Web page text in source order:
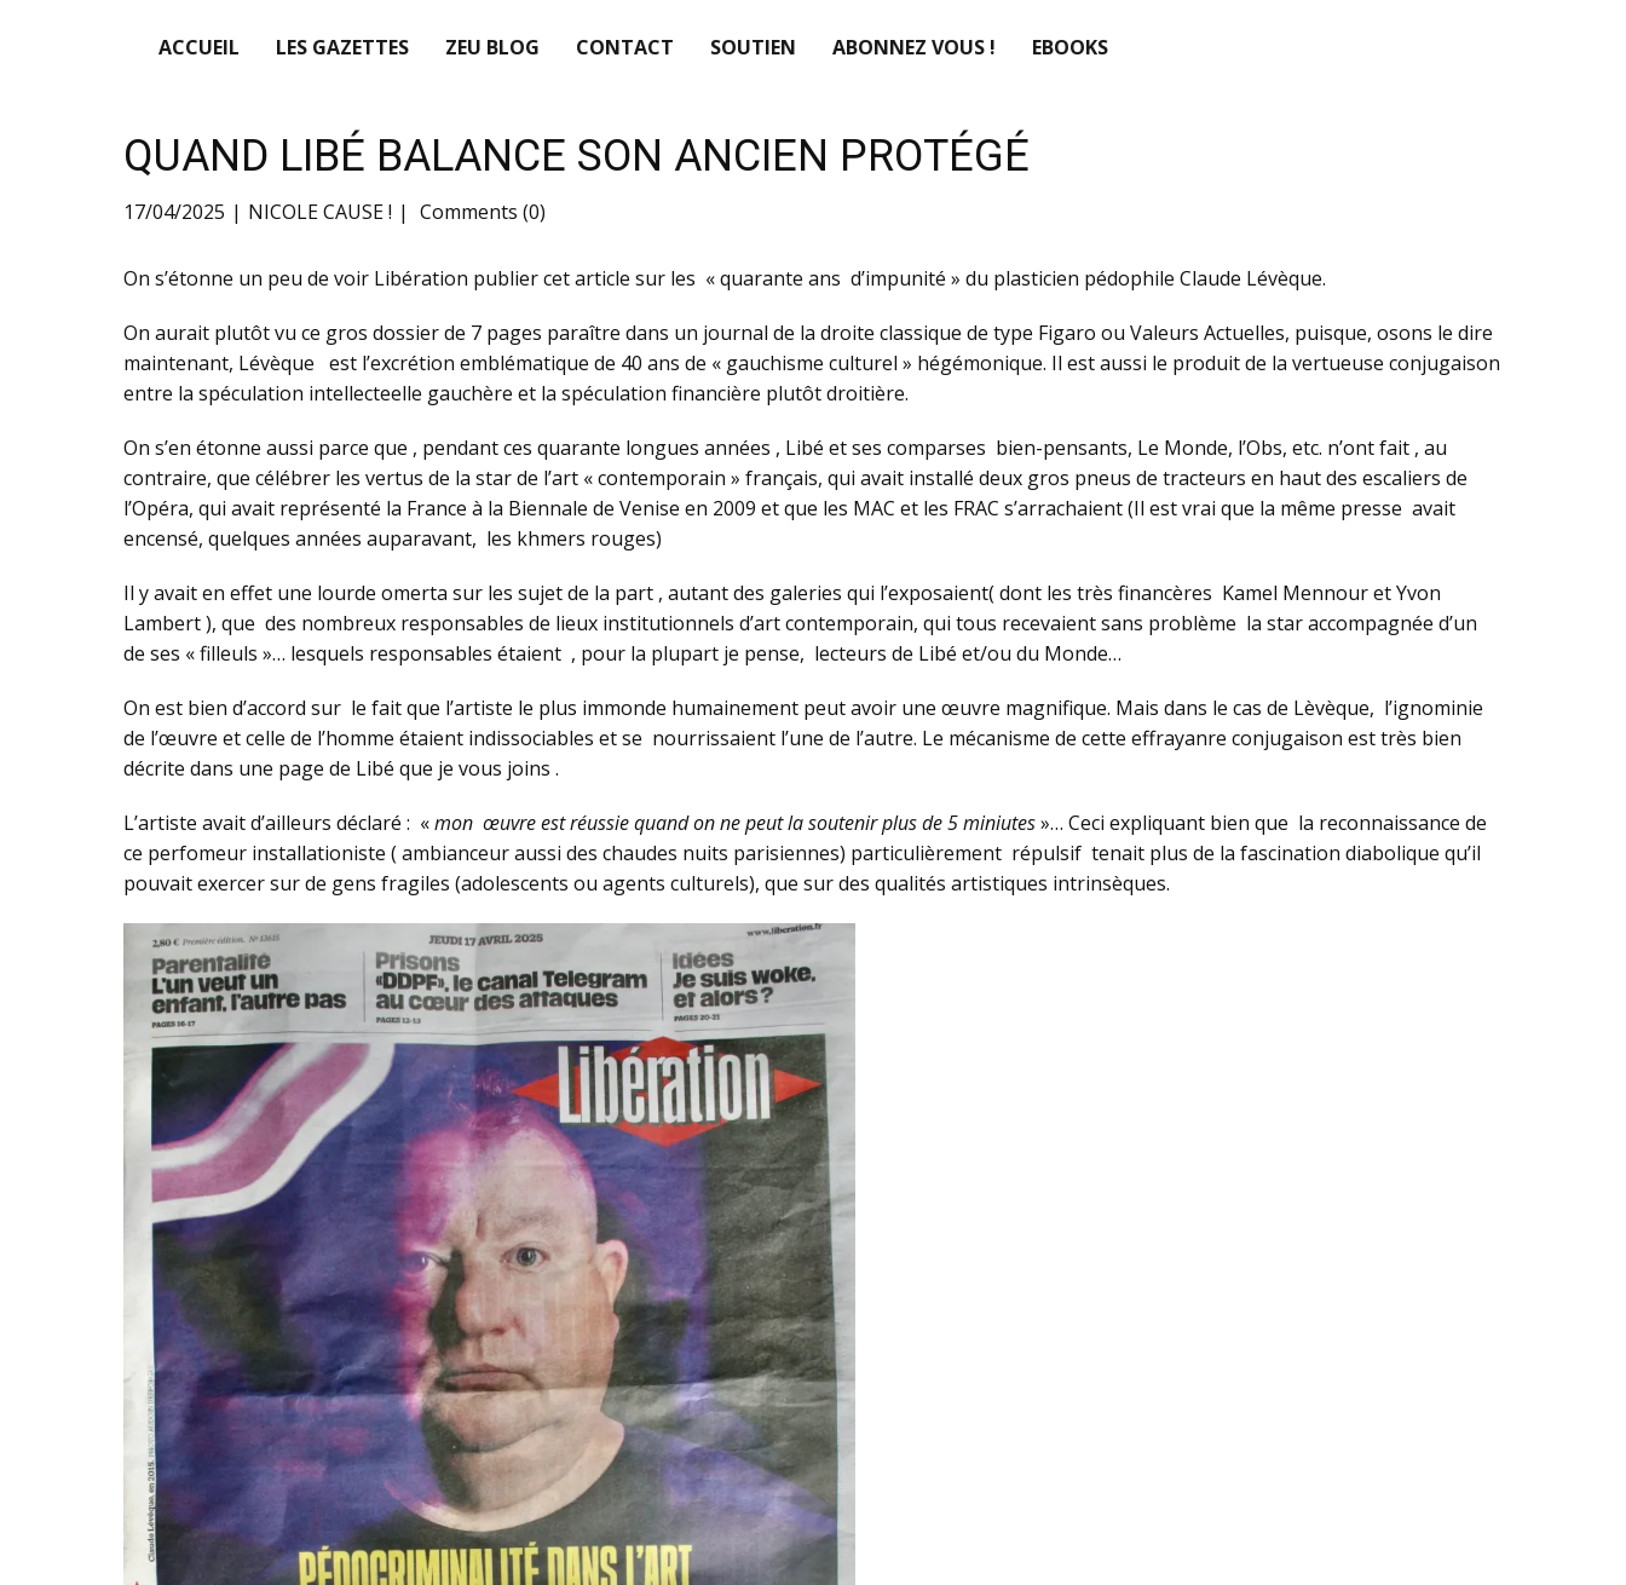
ACCUEIL LES GAZETTES ZEU BLOG CONTACT SOUTIEN ABONNEZ VOUS ! EBOOKS
QUAND LIBÉ BALANCE SON ANCIEN PROTÉGÉ
17/04/2025 NICOLE CAUSE ! Comments (0)
On s’étonne un peu de voir Libération publier cet article sur les « quarante ans d’impunité » du plasticien pédophile Claude Lévèque.
On aurait plutôt vu ce gros dossier de 7 pages paraître dans un journal de la droite classique de type Figaro ou Valeurs Actuelles, puisque, osons le dire
maintenant, Lévèque est l’excrétion emblématique de 40 ans de « gauchisme culturel » hégémonique. Il est aussi le produit de la vertueuse conjugaison
entre la spéculation intellecteelle gauchère et la spéculation financière plutôt droitière.
On s’en étonne aussi parce que , pendant ces quarante longues années , Libé et ses comparses bien-pensants, Le Monde, l’Obs, etc. n’ont fait , au
contraire, que célébrer les vertus de la star de l’art « contemporain » français, qui avait installé deux gros pneus de tracteurs en haut des escaliers de
l’Opéra, qui avait représenté la France à la Biennale de Venise en 2009 et que les MAC et les FRAC s’arrachaient (Il est vrai que la même presse avait
encensé, quelques années auparavant, les khmers rouges)
Il y avait en effet une lourde omerta sur les sujet de la part , autant des galeries qui l’exposaient( dont les très financères Kamel Mennour et Yvon
Lambert ), que des nombreux responsables de lieux institutionnels d’art contemporain, qui tous recevaient sans problème la star accompagnée d’un
de ses « filleuls »… lesquels responsables étaient , pour la plupart je pense, lecteurs de Libé et/ou du Monde…
On est bien d’accord sur le fait que l’artiste le plus immonde humainement peut avoir une œuvre magnifique. Mais dans le cas de Lèvèque, l’ignominie
de l’œuvre et celle de l’homme étaient indissociables et se nourrissaient l’une de l’autre. Le mécanisme de cette effrayanre conjugaison est très bien
décrite dans une page de Libé que je vous joins .
L’artiste avait d’ailleurs déclaré : «mon œuvre est réussie quand on ne peut la soutenir plus de 5 miniutes»… Ceci expliquant bien que la reconnaissance de
ce perfomeur installationiste ( ambianceur aussi des chaudes nuits parisiennes) particulièrement répulsif tenait plus de la fascination diabolique qu’il
pouvait exercer sur de gens fragiles (adolescents ou agents culturels), que sur des qualités artistiques intrinsèques.